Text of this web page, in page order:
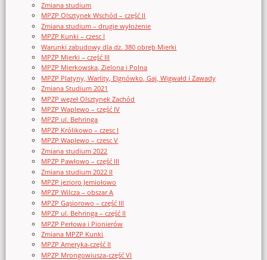
Zmiana studium
MPZP Olsztynek Wschód – część II
Zmiana studium – drugie wyłożenie
MPZP Kunki – czesc I
Warunki zabudowy dla dz. 380 obręb Mierki
MPZP Mierki – część III
MPZP Mierkowska, Zielona i Polna
MPZP Platyny, Warlity, Elgnówko, Gaj, Wigwałd i Zawady
Zmiana Studium 2021
MPZP węzeł Olsztynek Zachód
MPZP Waplewo – część IV
MPZP ul. Behringa
MPZP Królikowo – czesc I
MPZP Waplewo – czesc V
Zmiana studium 2022
MPZP Pawłowo – część III
Zmiana studium 2022 II
MPZP jezioro Jemiołowo
MPZP Wilcza – obszar A
MPZP Gąsiorowo – część III
MPZP ul. Behringa – część II
MPZP Perłowa i Pionierów
Zmiana MPZP Kunki
MPZP Ameryka-część II
MPZP Mrongowiusza-część VI